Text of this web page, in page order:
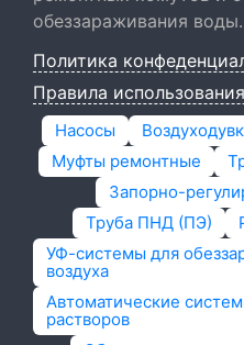
обеззараживания воды.
Политика
Правила
Насосы
Муфты ремонтные
Запорно-
Труба ПНД (ПЭ)
УФ-системы для
воздуха
Автоматические
растворов